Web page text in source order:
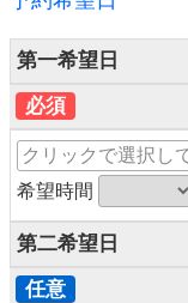
第一希望日
必須
希望時間
第二希望日
任意